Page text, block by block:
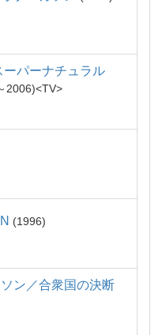
パーナチュラル
2006
TV
1996
ン／合衆国の決断